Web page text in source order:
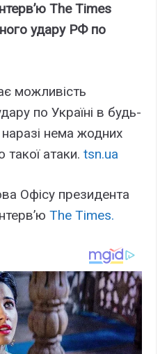
The Times
удару РФ по
можливість
по Україні в будь-
нема жодних
такої атаки. tsn.ua
Офісу президента
The Times.